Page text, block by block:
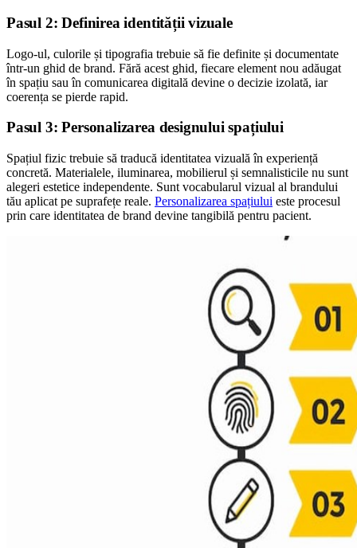
Pasul 2: Definirea identității vizuale
Logo-ul, culorile și tipografia trebuie să fie definite și documentate
într-un ghid de brand. Fără acest ghid, fiecare element nou adăugat
în spațiu sau în comunicarea digitală devine o decizie izolată, iar
coerența se pierde rapid.
Pasul 3: Personalizarea designului spațiului
Spațiul fizic trebuie să traducă identitatea vizuală în experiență
concretă. Materialele, iluminarea, mobilierul și semnalisticile nu sunt
alegeri estetice independente. Sunt vocabularul vizual al brandului
tău aplicat pe suprafețe reale. Personalizarea spațiului este procesul
prin care identitatea de brand devine tangibilă pentru pacient.